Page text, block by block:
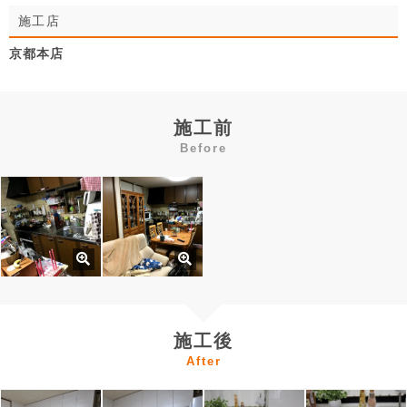
施工店
京都本店
施工前
Before
施工後
After